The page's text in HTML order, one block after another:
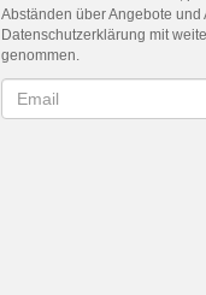
Abständen über Angebote
Datenschutzerklärung mit
genommen.
Newsletter